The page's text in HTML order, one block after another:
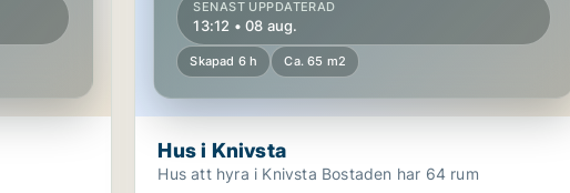
SENAST UPPDATERAD
13:12 • 08 aug.
Skapad 6 h Ca. 65 m2
Hus i Knivsta
Hus att hyra i Knivsta Bostaden har 64 rum